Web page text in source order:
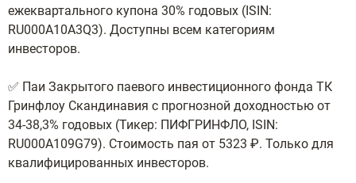
ежеквартального купона 30% годовых (ISIN:
RU000A10A3Q3). Доступны всем категориям
инвесторов.
✅ Паи Закрытого паевого инвестиционного фонда ТК
Гринфлоу Скандинавия с прогнозной доходностью от
34-38,3% годовых (Тикер: ПИФГРИНФЛО, ISIN:
RU000A109G79). Стоимость пая от 5323 ₽. Только для
квалифицированных инвесторов.